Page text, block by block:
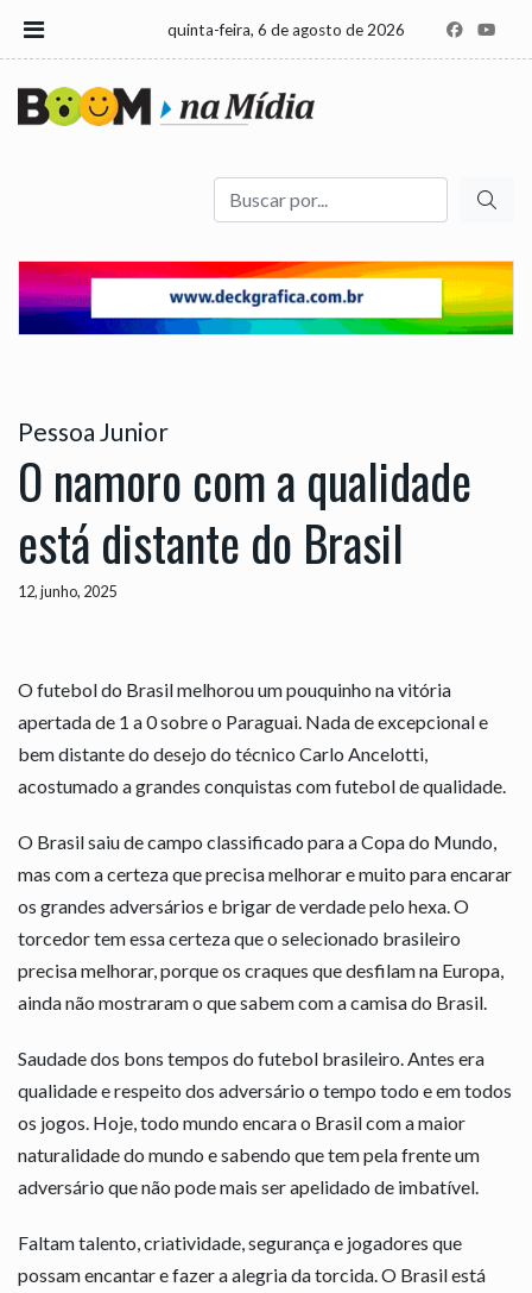
quinta-feira, 6 de agosto de 2026
Buscar
Pessoa Junior
O namoro com a qualidade
está distante do Brasil
12, junho, 2025
O futebol do Brasil melhorou um pouquinho na vitória
apertada de 1 a 0 sobre o Paraguai. Nada de excepcional e
bem distante do desejo do técnico Carlo Ancelotti,
acostumado a grandes conquistas com futebol de qualidade.
O Brasil saiu de campo classificado para a Copa do Mundo,
mas com a certeza que precisa melhorar e muito para encarar
os grandes adversários e brigar de verdade pelo hexa. O
torcedor tem essa certeza que o selecionado brasileiro
precisa melhorar, porque os craques que desfilam na Europa,
ainda não mostraram o que sabem com a camisa do Brasil.
Saudade dos bons tempos do futebol brasileiro. Antes era
qualidade e respeito dos adversário o tempo todo e em todos
os jogos. Hoje, todo mundo encara o Brasil com a maior
naturalidade do mundo e sabendo que tem pela frente um
adversário que não pode mais ser apelidado de imbatível.
Faltam talento, criatividade, segurança e jogadores que
possam encantar e fazer a alegria da torcida. O Brasil está